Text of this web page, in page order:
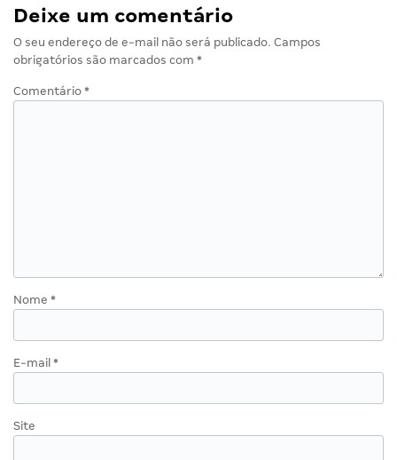
Deixe um comentário
O seu endereço de e-mail não será publicado. Campos
obrigatórios são marcados com *
Comentário *
Nome *
E-mail *
Site